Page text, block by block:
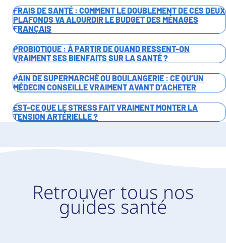
FRAIS DE SANTÉ : COMMENT LE DOUBLEMENT DE CES DEUX
PLAFONDS VA ALOURDIR LE BUDGET DES MÉNAGES
FRANÇAIS
PROBIOTIQUE : À PARTIR DE QUAND RESSENT-ON
VRAIMENT SES BIENFAITS SUR LA SANTÉ ?
PAIN DE SUPERMARCHÉ OU BOULANGERIE : CE QU’UN
MÉDECIN CONSEILLE VRAIMENT AVANT D’ACHETER
EST-CE QUE LE STRESS FAIT VRAIMENT MONTER LA
TENSION ARTÉRIELLE ?
Retrouver tous nos
guides santé